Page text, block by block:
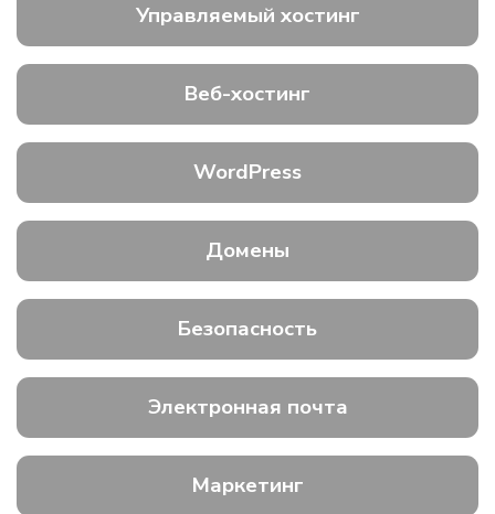
Управляемый хостинг
Веб-хостинг
WordPress
Домены
Безопасность
Электронная почта
Маркетинг